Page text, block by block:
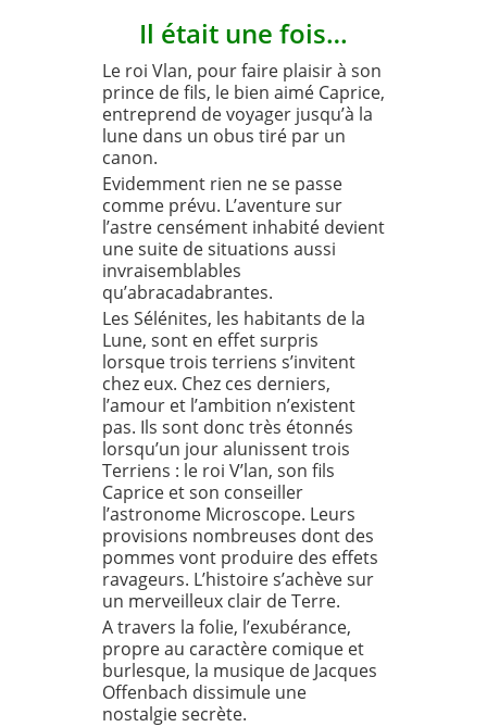
Il était une fois…
Le roi Vlan, pour faire plaisir à son
prince de fils, le bien aimé Caprice,
entreprend de voyager jusqu’à la
lune dans un obus tiré par un
canon.
Evidemment rien ne se passe
comme prévu. L’aventure sur
l’astre censément inhabité devient
une suite de situations aussi
invraisemblables
qu’abracadabrantes.
Les Sélénites, les habitants de la
Lune, sont en effet surpris
lorsque trois terriens s’invitent
chez eux. Chez ces derniers,
l’amour et l’ambition n’existent
pas. Ils sont donc très étonnés
lorsqu’un jour alunissent trois
Terriens : le roi V’lan, son fils
Caprice et son conseiller
l’astronome Microscope. Leurs
provisions nombreuses dont des
pommes vont produire des effets
ravageurs. L’histoire s’achève sur
un merveilleux clair de Terre.
A travers la folie, l’exubérance,
propre au caractère comique et
burlesque, la musique de Jacques
Offenbach dissimule une
nostalgie secrète.